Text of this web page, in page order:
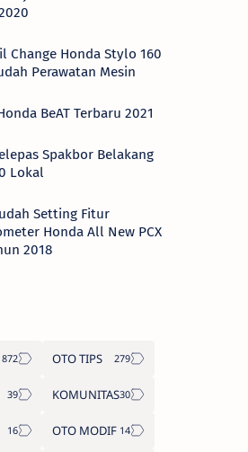
Change Honda Stylo 160
Perawatan Mesin
BeAT Terbaru 2021
Spakbor Belakang
Lokal
Setting Fitur
Honda All New PCX
2018
OTO TIPS
KOMUNITAS
OTO MODIF